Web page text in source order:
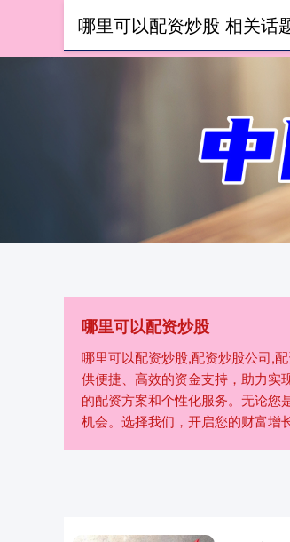
哪里可以配资炒股
哪里可以配资炒股,配资炒股公司,
供便捷、高效的资金支持，助力实
的配资方案和个性化服务。无论您
机会。选择我们，开启您的财富增
哪里可以配资炒股 相关话